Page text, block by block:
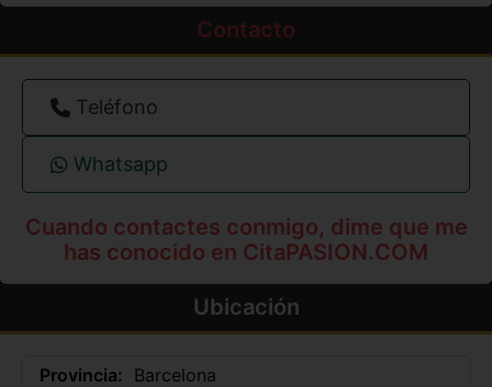
Contacto
Teléfono
Whatsapp
Cuando contactes conmigo, dime que me
has conocido en CitaPASION.COM
Ubicación
Provincia: Barcelona